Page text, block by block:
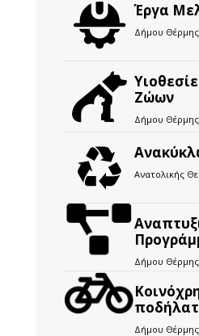
Έργα
Δήμου Θέρμης
Ζώων
Δήμου Θέρμης
Ανατολικής
Δήμου Θέρμης
Δήμου Θέρμης